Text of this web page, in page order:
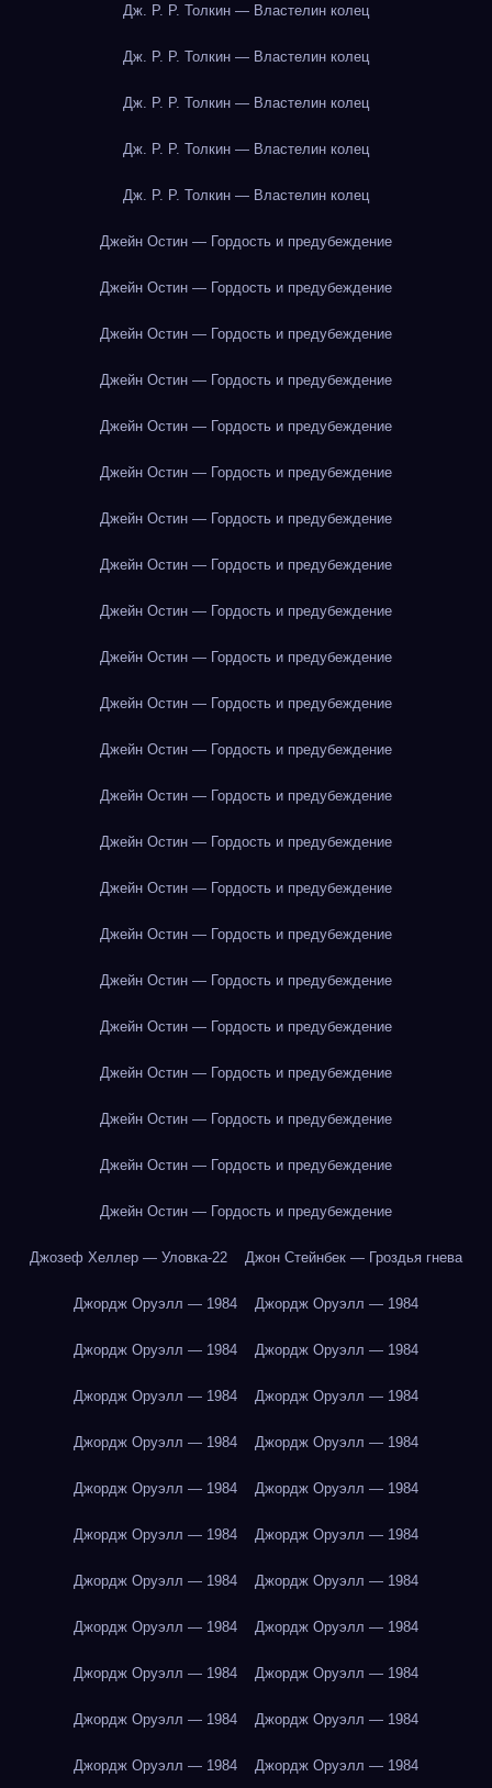
Дж. Р. Р. Толкин — Властелин колец
Дж. Р. Р. Толкин — Властелин колец
Дж. Р. Р. Толкин — Властелин колец
Дж. Р. Р. Толкин — Властелин колец
Дж. Р. Р. Толкин — Властелин колец
Джейн Остин — Гордость и предубеждение
Джейн Остин — Гордость и предубеждение
Джейн Остин — Гордость и предубеждение
Джейн Остин — Гордость и предубеждение
Джейн Остин — Гордость и предубеждение
Джейн Остин — Гордость и предубеждение
Джейн Остин — Гордость и предубеждение
Джейн Остин — Гордость и предубеждение
Джейн Остин — Гордость и предубеждение
Джейн Остин — Гордость и предубеждение
Джейн Остин — Гордость и предубеждение
Джейн Остин — Гордость и предубеждение
Джейн Остин — Гордость и предубеждение
Джейн Остин — Гордость и предубеждение
Джейн Остин — Гордость и предубеждение
Джейн Остин — Гордость и предубеждение
Джейн Остин — Гордость и предубеждение
Джейн Остин — Гордость и предубеждение
Джейн Остин — Гордость и предубеждение
Джейн Остин — Гордость и предубеждение
Джейн Остин — Гордость и предубеждение
Джейн Остин — Гордость и предубеждение
Джозеф Хеллер — Уловка-22 Джон Стейнбек — Гроздья гнева
Джордж Оруэлл — 1984 Джордж Оруэлл — 1984
Джордж Оруэлл — 1984 Джордж Оруэлл — 1984
Джордж Оруэлл — 1984 Джордж Оруэлл — 1984
Джордж Оруэлл — 1984 Джордж Оруэлл — 1984
Джордж Оруэлл — 1984 Джордж Оруэлл — 1984
Джордж Оруэлл — 1984 Джордж Оруэлл — 1984
Джордж Оруэлл — 1984 Джордж Оруэлл — 1984
Джордж Оруэлл — 1984 Джордж Оруэлл — 1984
Джордж Оруэлл — 1984 Джордж Оруэлл — 1984
Джордж Оруэлл — 1984 Джордж Оруэлл — 1984
Джордж Оруэлл — 1984 Джордж Оруэлл — 1984